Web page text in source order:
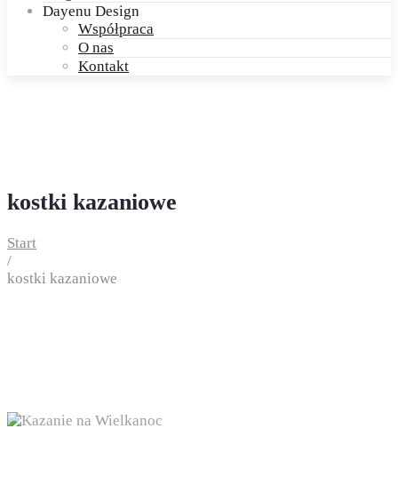
Dayenu Design
Współpraca
O nas
Kontakt
kostki kazaniowe
Start
/
kostki kazaniowe